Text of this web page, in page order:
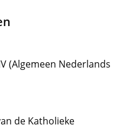
(Algemeen Nederlands
de Katholieke